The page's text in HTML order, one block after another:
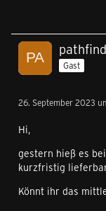
Gast
26. September 2023
Hi,
gestern hieß es
kurzfristig
Könnt ihr das